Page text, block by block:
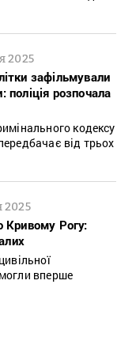
2025
зафільмували
поліція розпочала
кодексу
від трьох
2025
Кривому Рогу:
вперше